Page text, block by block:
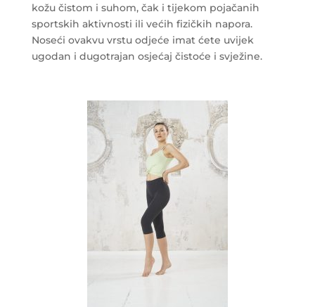
kožu čistom i suhom, čak i tijekom pojačanih
sportskih aktivnosti ili većih fizičkih napora.
Noseći ovakvu vrstu odjeće imat ćete uvijek
ugodan i dugotrajan osjećaj čistoće i svježine.